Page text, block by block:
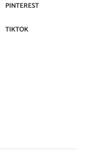
PINTEREST
TIKTOK